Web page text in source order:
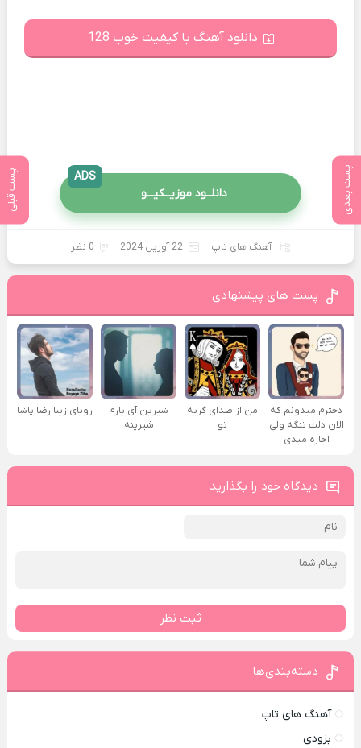
پست بعدی پست قبلی
دانلود آهنگ با کیفیت خوب 128
دانلــود موزیــکیـــو
ADS
آهنگ های تاپ 22 آوریل 2024 0 نظر
پست های پیشنهادی
دخترم میدونم که
الان دلت تنگه ولی
اجازه میدی
من از صدای گريه
تو
شیرین آی یارم
شیرینه
رویای زیبا رضا پاشا
دیدگاه خود را بگذارید
ثبت نظر
دسته‌بندی‌ها
آهنگ های تاپ
بزودی